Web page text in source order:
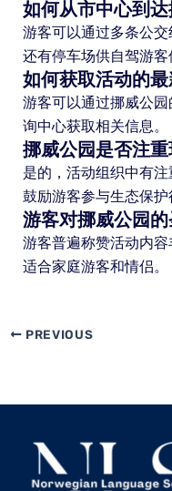
如何从市中心到达
游客可以通过多条公
还有停车场供自驾游客
如何获取活动的最
游客可以通过挪威公
询中心获取相关信息。
挪威公园是否注重
是的，活动组织中有
鼓励游客参与生态保护
游客对挪威公园
游客普遍称赞活动内
适合家庭游客和情侣。
PREVIOUS